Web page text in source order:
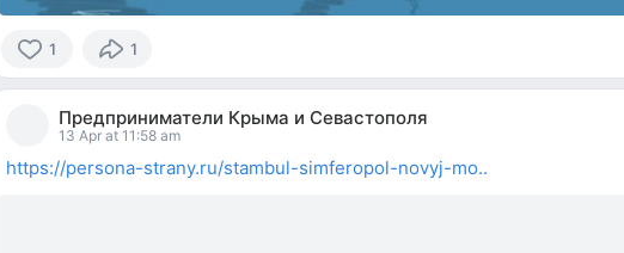
1
1
reacted
1
Предприниматели Крыма и Севастополя
13 Apr at 11:58 am
https://persona-strany.ru/stambul-simferopol-novyj-mo..